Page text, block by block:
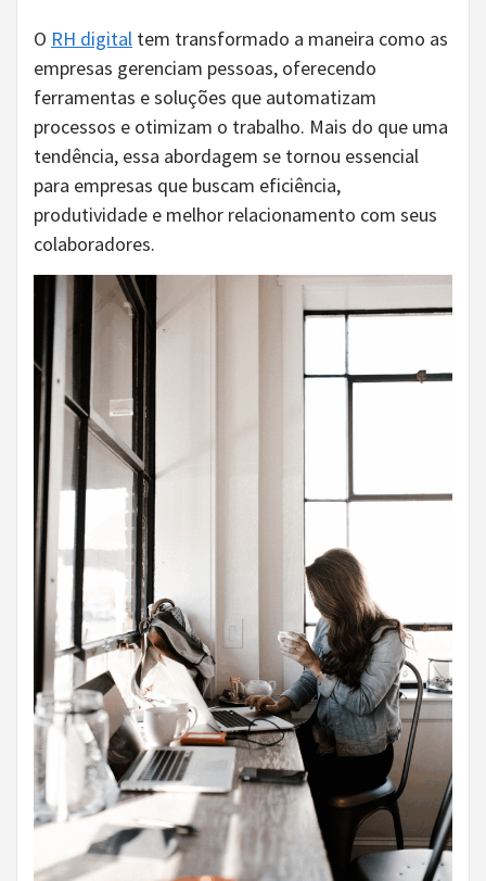
O RH digital tem transformado a maneira como as
empresas gerenciam pessoas, oferecendo
ferramentas e soluções que automatizam
processos e otimizam o trabalho. Mais do que uma
tendência, essa abordagem se tornou essencial
para empresas que buscam eficiência,
produtividade e melhor relacionamento com seus
colaboradores.